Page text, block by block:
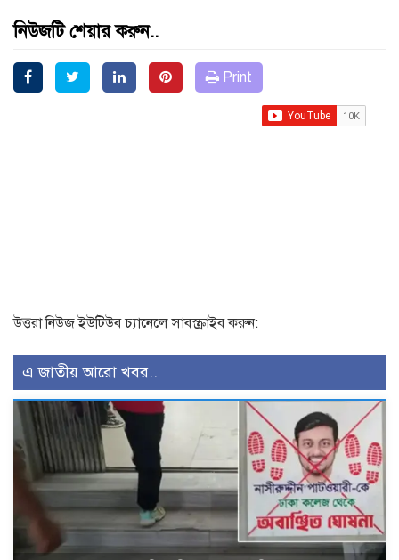
নিউজটি শেয়ার করুন..
Print
উত্তরা নিউজ ইউটিউব চ্যানেলে সাবস্ক্রাইব করুন:
এ জাতীয় আরো খবর..